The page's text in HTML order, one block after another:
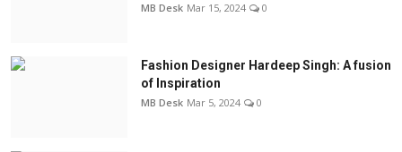
MB Desk Mar 15, 2024 0
Fashion Designer Hardeep Singh: A fusion
of Inspiration
MB Desk Mar 5, 2024 0